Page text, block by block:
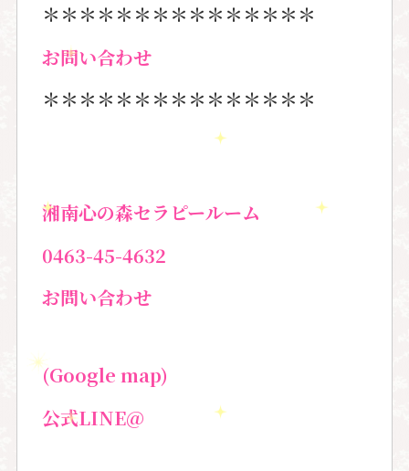
＊＊＊＊＊＊＊＊＊＊＊＊＊＊＊
お問い合わせ
＊＊＊＊＊＊＊＊＊＊＊＊＊＊＊
湘南心の森セラピールーム
0463-45-4632
お問い合わせ
(Google map)
公式LINE@